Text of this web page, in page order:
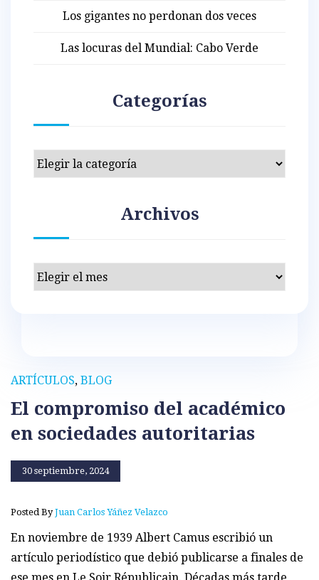
ARTÍCULOS, BLOG
El compromiso del académico
en sociedades autoritarias
30 septiembre, 2024
Posted ByJuan Carlos Yáñez Velazco
En noviembre de 1939 Albert Camus escribió un
artículo periodístico que debió publicarse a finales de
Los gigantes no perdonan dos veces
Las locuras del Mundial: Cabo Verde
Categorías
Categorías
Archivos
Archivos